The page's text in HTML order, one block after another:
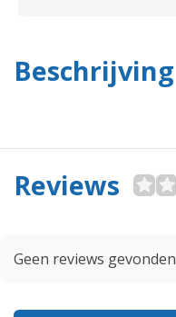
Beschrijving
Reviews
Geen reviews gevonden